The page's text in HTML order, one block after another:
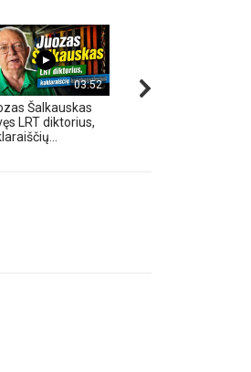
03:52
Šalkauskas
LRT diktorius,